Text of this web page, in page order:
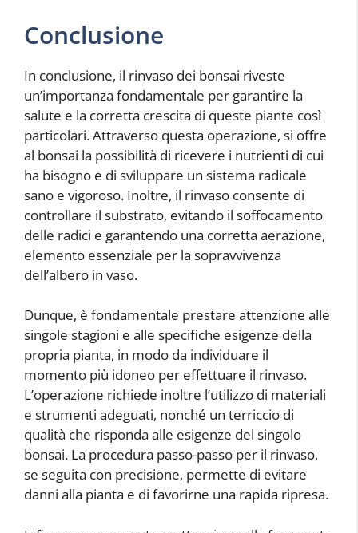
Conclusione
In conclusione, il rinvaso dei bonsai riveste
un’importanza fondamentale per garantire la
salute e la corretta crescita di queste piante così
particolari. Attraverso questa operazione, si offre
al bonsai la possibilità di ricevere i nutrienti di cui
ha bisogno e di sviluppare un sistema radicale
sano e vigoroso. Inoltre, il rinvaso consente di
controllare il substrato, evitando il soffocamento
delle radici e garantendo una corretta aerazione,
elemento essenziale per la sopravvivenza
dell’albero in vaso.
Dunque, è fondamentale prestare attenzione alle
singole stagioni e alle specifiche esigenze della
propria pianta, in modo da individuare il
momento più idoneo per effettuare il rinvaso.
L’operazione richiede inoltre l’utilizzo di materiali
e strumenti adeguati, nonché un terriccio di
qualità che risponda alle esigenze del singolo
bonsai. La procedura passo-passo per il rinvaso,
se seguita con precisione, permette di evitare
danni alla pianta e di favorirne una rapida ripresa.